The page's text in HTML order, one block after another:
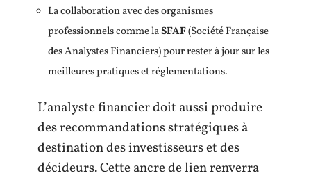
La collaboration avec des organismes
professionnels comme laSFAF(Société Française
des Analystes Financiers) pour rester à jour sur les
meilleures pratiques et réglementations.
L’analyste financier doit aussi produire
des recommandations stratégiques à
destination des investisseurs et des
décideurs. Cette ancre de lien renverra